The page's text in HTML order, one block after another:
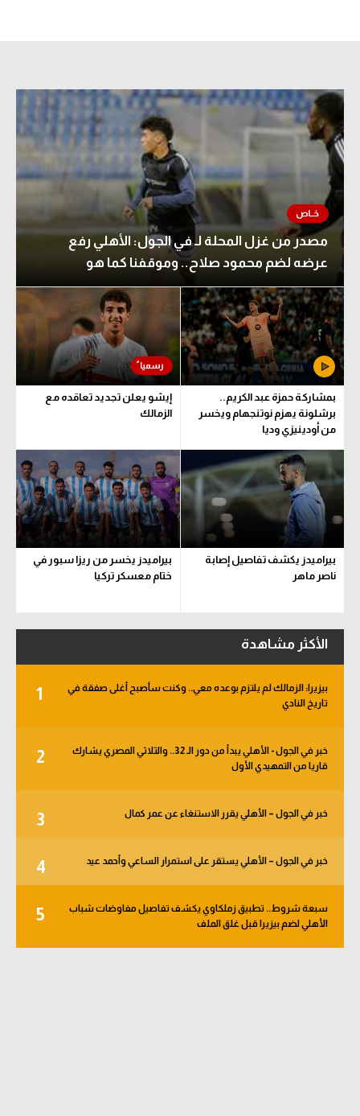
مصدر من غزل المحلة لـ في الجول: الأهلي رفع
عرضه لضم محمود صلاح.. وموقفنا كما هو
بمشاركة حمزة عبد الكريم..
برشلونة يهزم نوتنجهام ويخسر
من أودينيزي وديا
إيشو يعلن تجديد تعاقده مع
الزمالك
بيراميدز يكشف تفاصيل إصابة
ناصر ماهر
بيراميدز يخسر من ريزا سبور في
ختام معسكر تركيا
الأكثر مشاهدة
1
بيزيرا: الزمالك لم يلتزم بوعده معي.. وكنت سأصبح أغلى صفقة في
تاريخ النادي
2
خبر في الجول - الأهلي يبدأ من دور الـ 32.. والثلاثي المصري يشارك
قاريا من التمهيدي الأول
3 خبر في الجول – الأهلي يقرر الاستنغاء عن عمر كمال
4 خبر في الجول – الأهلي يستقر على استمرار الساعي وأحمد عيد
5
سبعة شروط.. تطبيق زملكاوي يكشف تفاصيل مفاوضات شباب
الأهلي لضم بيزيرا قبل غلق الملف